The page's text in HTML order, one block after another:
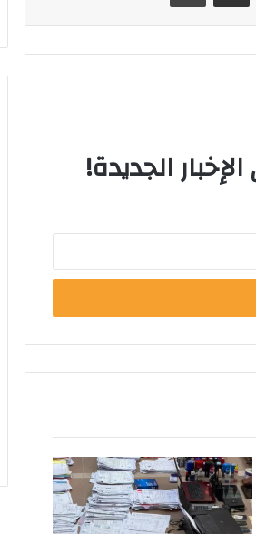
الجديدة!